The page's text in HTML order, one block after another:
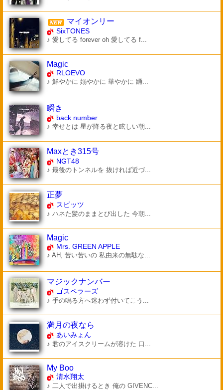
マイオンリー
SixTONES
♪ 愛してる forever oh 愛してる f...
Magic
RLOEVO
♪ 鮮やかに 嫋やかに 華やかに 踊...
瞬き
back number
♪ 幸せとは 星が降る夜と眩しい朝...
Maxとき315号
NGT48
♪ 最後のトンネルを 抜ければ近づ...
正夢
スピッツ
♪ ハネた髪のままとび出した 今朝...
Magic
Mrs. GREEN APPLE
♪ AH, 苦い苦いの 私由来の無駄な...
マジックナンバー
ゴスペラーズ
♪ 手の鳴る方へ迷わず付いてこう...
満月の夜なら
あいみょん
♪ 君のアイスクリームが溶けた 口...
My Boo
清水翔太
♪ 二人で出掛けるとき 俺の GIVENC...